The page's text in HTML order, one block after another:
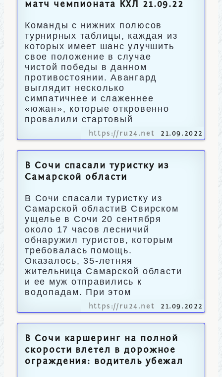
матч чемпионата КХЛ 21.09.22
Команды с нижних полюсов
турнирных таблицы, каждая из
которых имеет шанс улучшить
свое положение в случае
чистой победы в данном
противостоянии. Авангард
выглядит несколько
симпатичнее и слаженнее
«южан», которые откровенно
провалили стартовый
https://ru24.net 21.09.2022
В Сочи спасали туристку из
Самарской области
В Сочи спасали туристку из
Самарской областиВ Свирском
ущелье в Сочи 20 сентября
около 17 часов лесничий
обнаружил туристов, которым
требовалась помощь.
Оказалось, 35-летняя
жительница Самарской области
и ее муж отправились к
водопадам. При этом
https://ru24.net 21.09.2022
В Сочи каршеринг на полной
скорости влетел в дорожное
ограждения: водитель убежал